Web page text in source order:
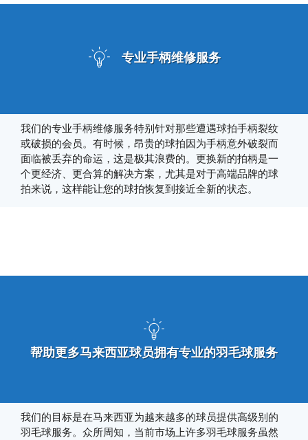
专业手柄维修服务
我们的专业手柄维修服务特别针对那些遭遇球拍手柄裂纹
或破损的会员。有时候，昂贵的球拍因为手柄意外破裂而
面临被丢弃的命运，这是极其浪费的。更换新的拍柄是一
个更经济、更合算的解决方案，尤其是对于高端品牌的球
拍来说，这样能让您的球拍恢复到接近全新的状态。
帮助更多马来西亚球员拥有专业的羽毛球服务
我们的目标是在马来西亚为越来越多的球员提供高级别的
羽毛球服务。众所周知，当前市场上许多羽毛球服务虽然